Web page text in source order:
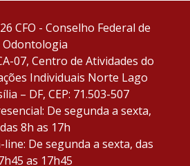
CFO - Conselho Federal de
Odontologia
07, Centro de Atividades do
Individuais Norte Lago
– DF, CEP: 71.503-507
De segunda a sexta,
das 8h as 17h
De segunda a sexta, das
as 17h45